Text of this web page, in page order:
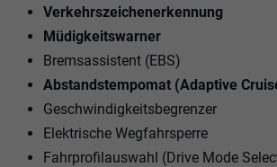
Verkehrszeichenerkennung
Müdigkeitswarner
Bremsassistent (EBS)
Abstandstempomat (Adaptive
Geschwindigkeitsbegrenzer
Elektrische Wegfahrsperre
Fahrprofilauswahl (Drive Mode